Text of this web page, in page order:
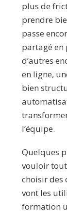
plus de
prendre
passe
partagé en
d’autres
en ligne,
bien
l’équipe.
Quelques
vouloir
choisir des
vont les
formation